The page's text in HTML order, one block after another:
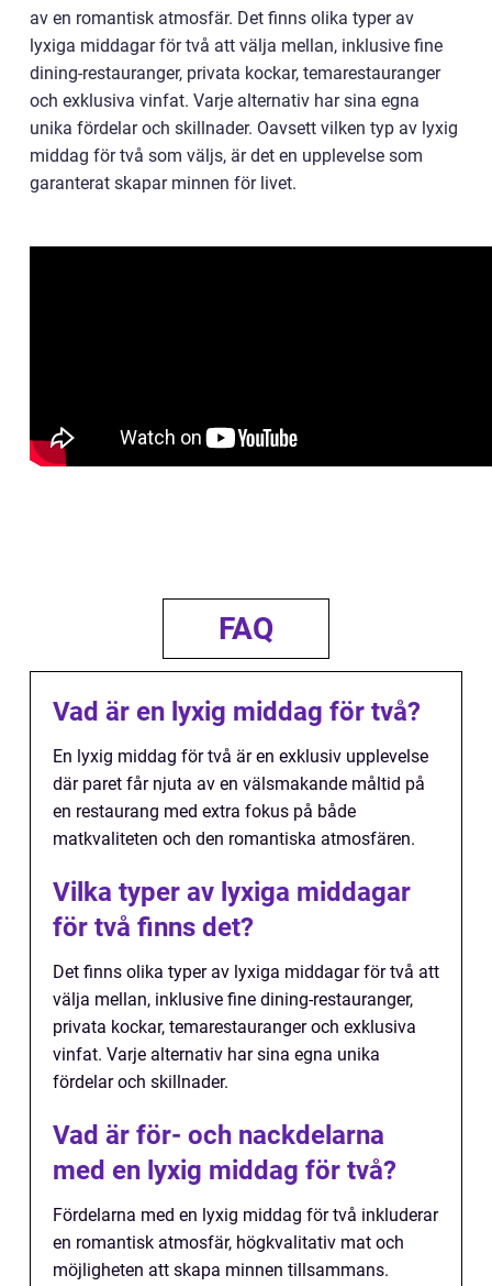
av en romantisk atmosfär. Det finns olika typer av
lyxiga middagar för två att välja mellan, inklusive fine
dining-restauranger, privata kockar, temarestauranger
och exklusiva vinfat. Varje alternativ har sina egna
unika fördelar och skillnader. Oavsett vilken typ av lyxig
middag för två som väljs, är det en upplevelse som
garanterat skapar minnen för livet.
FAQ
Vad är en lyxig middag för två?
En lyxig middag för två är en exklusiv upplevelse
där paret får njuta av en välsmakande måltid på
en restaurang med extra fokus på både
matkvaliteten och den romantiska atmosfären.
Vilka typer av lyxiga middagar
för två finns det?
Det finns olika typer av lyxiga middagar för två att
välja mellan, inklusive fine dining-restauranger,
privata kockar, temarestauranger och exklusiva
vinfat. Varje alternativ har sina egna unika
fördelar och skillnader.
Vad är för- och nackdelarna
med en lyxig middag för två?
Fördelarna med en lyxig middag för två inkluderar
en romantisk atmosfär, högkvalitativ mat och
möjligheten att skapa minnen tillsammans.